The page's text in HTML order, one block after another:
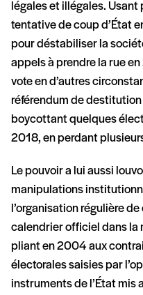
légales et illégales. Usant
tentative de coup d’État
pour déstabiliser la
appels à prendre la rue
vote en d’autres
référendum de
boycottant quelques
2018, en perdant
Le pouvoir a lui aussi
manipulations
l’organisation régulière
calendrier officiel dans la
pliant en 2004 aux
électorales saisies par
instruments de l’État mis